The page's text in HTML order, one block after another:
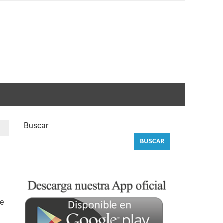
Buscar
BUSCAR